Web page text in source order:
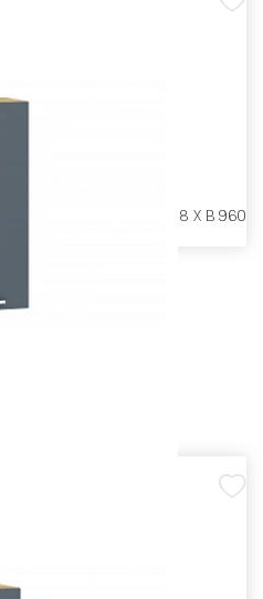
Ш 450 X Г 318 X В 960